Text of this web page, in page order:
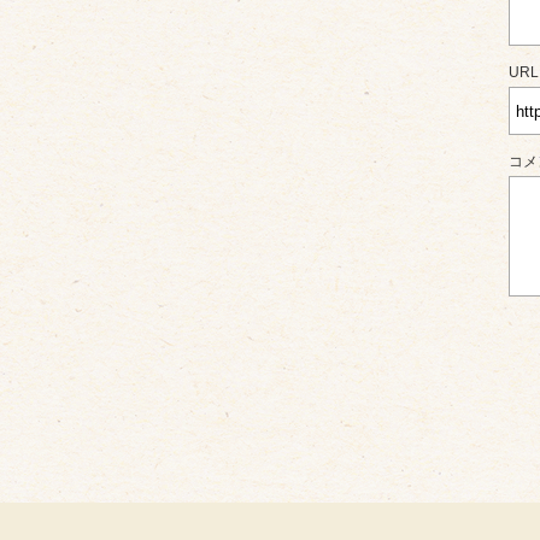
URL
コ